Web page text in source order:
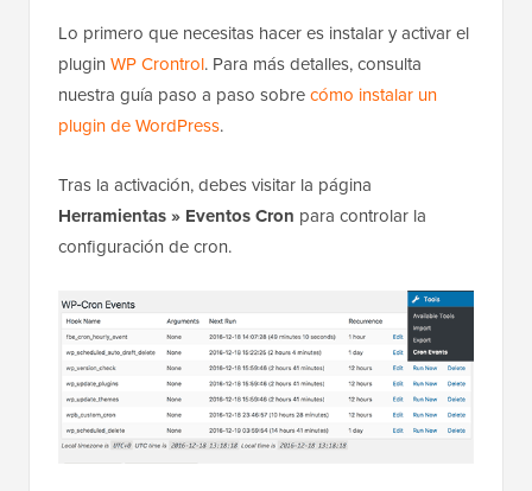
Lo primero que necesitas hacer es instalar y activar el
plugin WP Crontrol. Para más detalles, consulta
nuestra guía paso a paso sobrecómo instalar un
plugin de WordPress.
Tras la activación, debes visitar la página
Herramientas » Eventos Cron para controlar la
configuración de cron.